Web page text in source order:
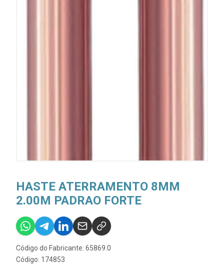
HASTE ATERRAMENTO 8MM
2.00M PADRAO FORTE
Código do Fabricante: 65869.0
Código: 174853